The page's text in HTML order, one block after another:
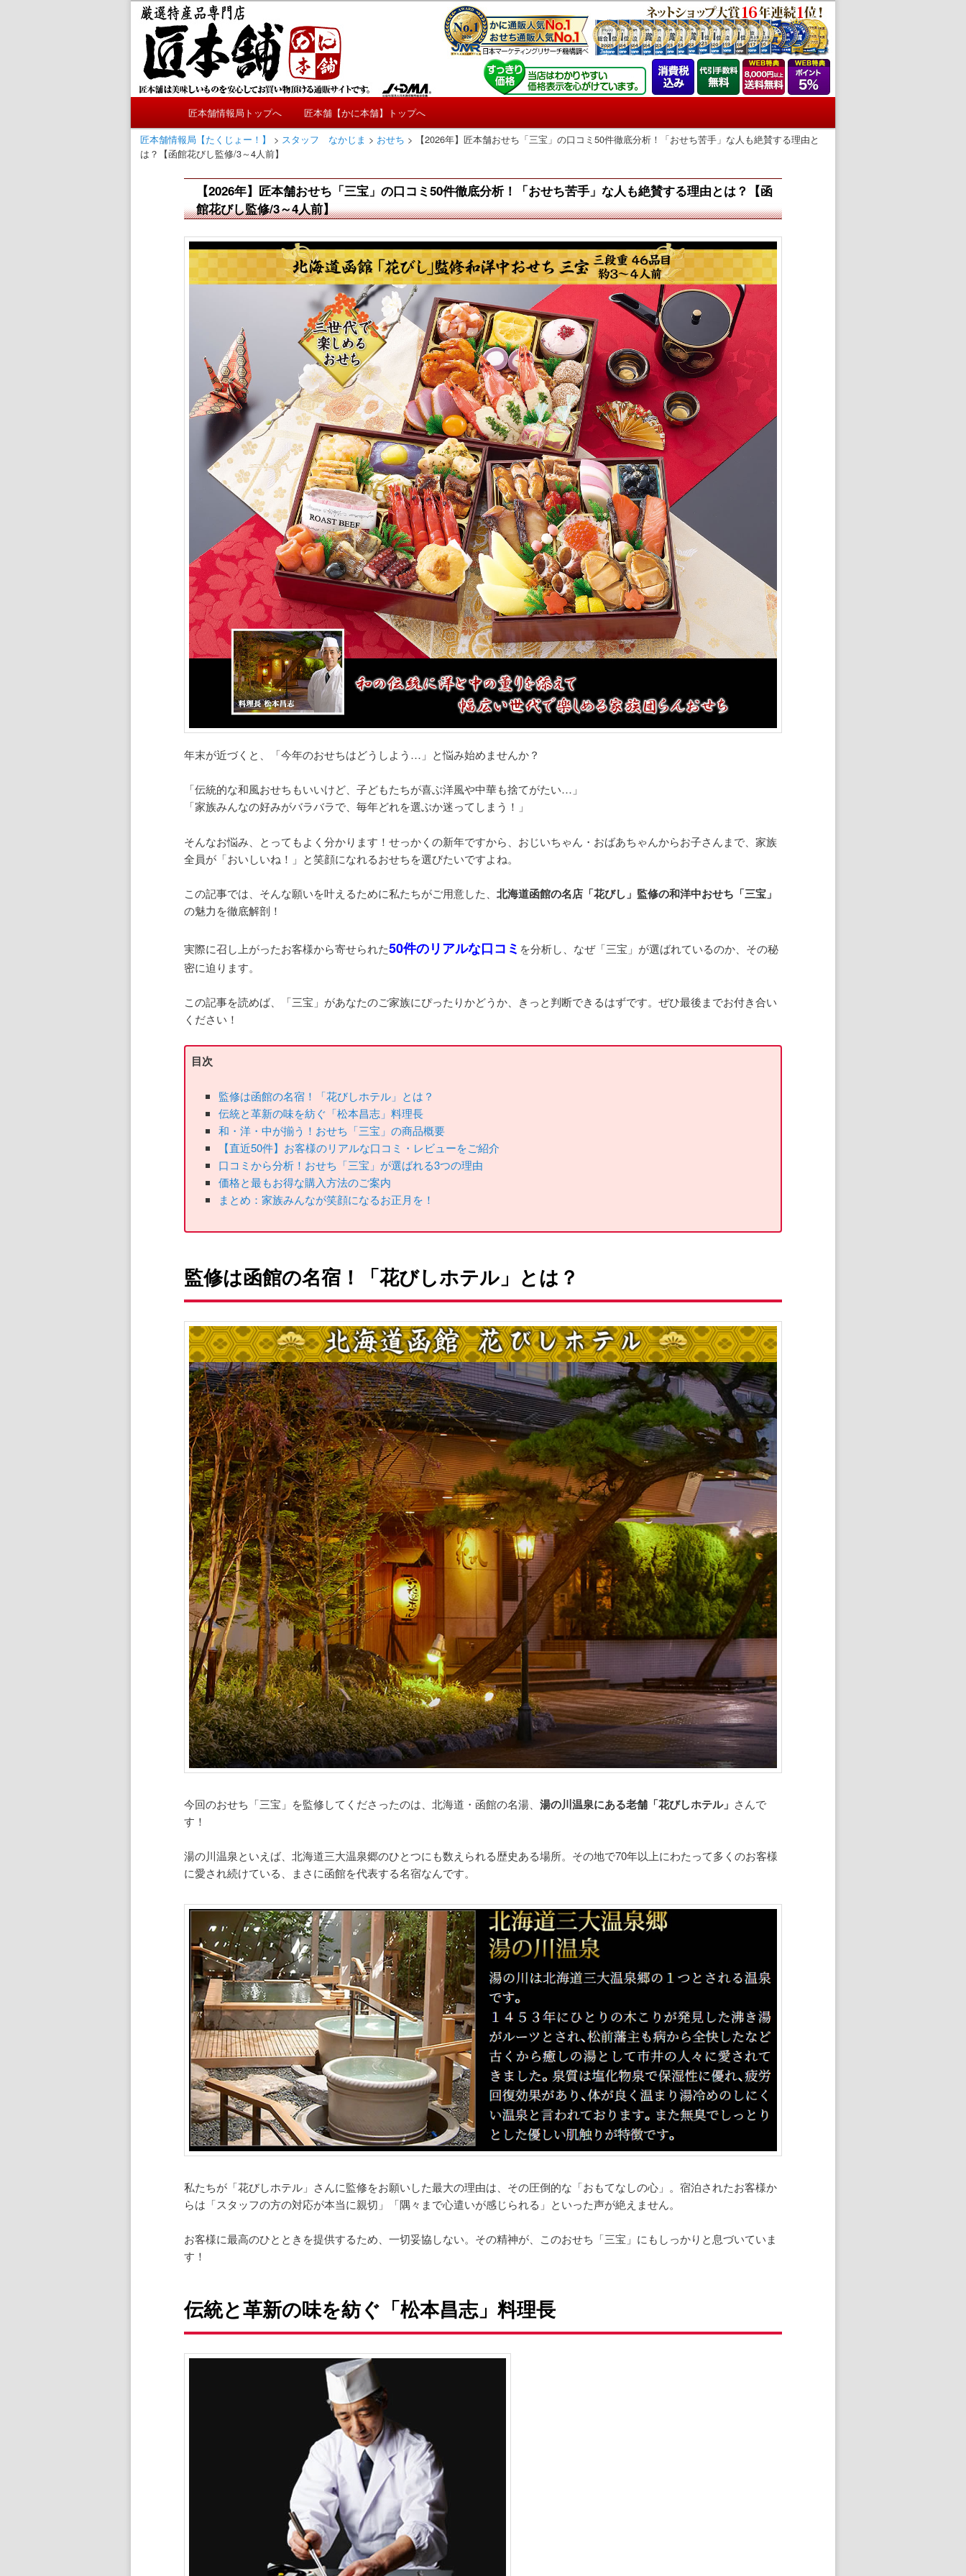
匠本舗情報局【たくじょー！】
かにやおせちについてのおもしろ情報や興味深い記事をお届けします。
ン
メ
メ
イ
ン
コ
ン
ツ
へ
動
匠本舗情報局トップへ
匠本舗【かに本舗】トップへ
匠本舗情報局【たくじょー！】
> スタッフ なかじま > おせち >
【2026年】匠本舗おせち「三宝」の口コミ50件徹底分析！「おせち苦手」な人も絶賛する理由と
は？【函館花びし監修/3～4人前】
【2026年】匠本舗おせち「三宝」の口コミ50件徹底分析！「おせち苦手」な人も絶賛する理由とは？【函
館花びし監修/3～4人前】
年末が近づくと、「今年のおせちはどうしよう…」と悩み始めませんか？
「伝統的な和風おせちもいいけど、子どもたちが喜ぶ洋風や中華も捨てがたい…」
「家族みんなの好みがバラバラで、毎年どれを選ぶか迷ってしまう！」
そんなお悩み、とってもよく分かります！せっかくの新年ですから、おじいちゃん・おばあちゃんからお子さんまで、家族
全員が「おいしいね！」と笑顔になれるおせちを選びたいですよね。
この記事では、そんな願いを叶えるために私たちがご用意した、北海道函館の名店「花びし」監修の和洋中おせち「三宝」
の魅力を徹底解剖！
実際に召し上がったお客様から寄せられた50件のリアルな口コミ を分析し、なぜ「三宝」が選ばれているのか、その秘
密に迫ります。
この記事を読めば、「三宝」があなたのご家族にぴったりかどうか、きっと判断できるはずです。ぜひ最後までお付き合い
ください！
目次
監修は函館の名宿！「花びしホテル」とは？
伝統と革新の味を紡ぐ「松本昌志」料理長
和・洋・中が揃う！おせち「三宝」の商品概要
【直近50件】お客様のリアルな口コミ・レビューをご紹介
口コミから分析！おせち「三宝」が選ばれる3つの理由
価格と最もお得な購入方法のご案内
まとめ：家族みんなが笑顔になるお正月を！
監修は函館の名宿！「花びしホテル」とは？
今回のおせち「三宝」を監修してくださったのは、北海道・函館の名湯、湯の川温泉にある老舗「花びしホテル」 さんで
す！
湯の川温泉といえば、北海道三大温泉郷のひとつにも数えられる歴史ある場所。その地で70年以上にわたって多くのお客様
に愛され続けている、まさに函館を代表する名宿なんです。
私たちが「花びしホテル」さんに監修をお願いした最大の理由は、その圧倒的な「おもてなしの心」。宿泊されたお客様か
らは「スタッフの方の対応が本当に親切」「隅々まで心遣いが感じられる」といった声が絶えません。
お客様に最高のひとときを提供するため、一切妥協しない。その精神が、このおせち「三宝」にもしっかりと息づいていま
す！
伝統と革新の味を紡ぐ「松本昌志」料理長